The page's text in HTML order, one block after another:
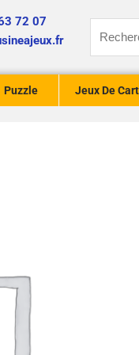
72 07
pour :
Puzzle Jeux De